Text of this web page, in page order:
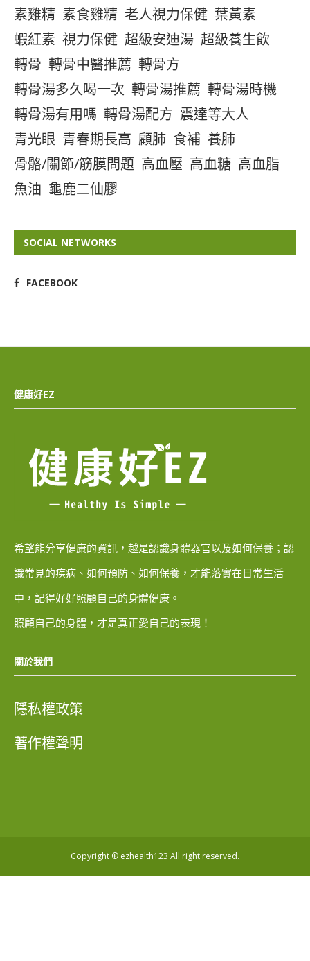
素雞精 素食雞精 老人視力保健 葉黃素
蝦紅素 視力保健 超級安迪湯 超級養生飲
轉骨 轉骨中醫推薦 轉骨方
轉骨湯多久喝一次 轉骨湯推薦 轉骨湯時機
轉骨湯有用嗎 轉骨湯配方 震達等大人
青光眼 青春期長高 顧肺 食補 養肺
骨骼/關節/筋膜問題 高血壓 高血糖 高血脂
魚油 龜鹿二仙膠
SOCIAL NETWORKS
FACEBOOK
健康好EZ
希望能分享健康的資訊，越是認識身體器官以及如何保養；認
識常見的疾病、如何預防、如何保養，才能落實在日常生活
中，記得好好照顧自己的身體健康。
照顧自己的身體，才是真正愛自己的表現！
關於我們
隱私權政策
著作權聲明
Copyright ® ezhealth123 All right reserved.